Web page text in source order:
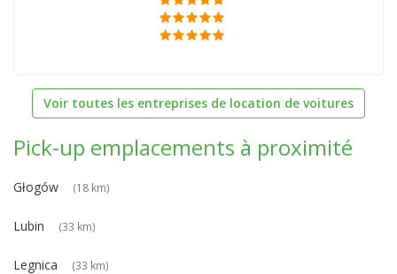
Voir toutes les entreprises de location de voitures
Pick-up emplacements à proximité
Głogów (18 km)
Lubin (33 km)
Legnica (33 km)